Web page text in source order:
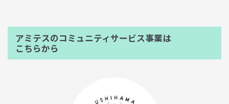
アミテスのコミュニティサービス事業は
こちらから